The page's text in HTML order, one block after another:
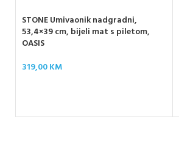
STONE Umivaonik nadgradni,
53,4×39 cm, bijeli mat s piletom,
OASIS
319,00KM